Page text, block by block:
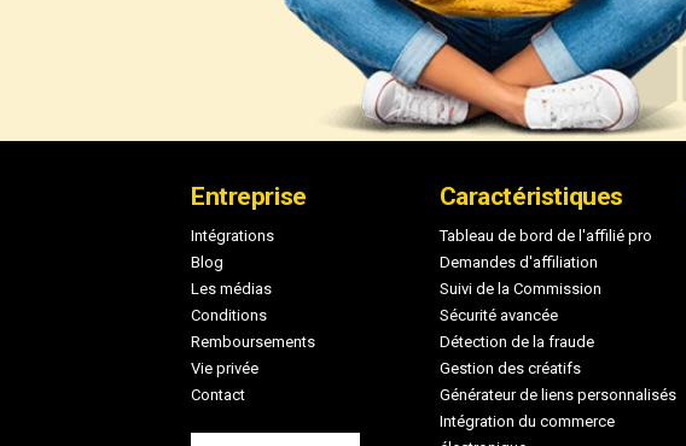
Entreprise
Intégrations
Blog
Les médias
Conditions
Remboursements
Vie privée
Contact
Caractéristiques
Tableau de bord de l'affilié pro
Demandes d'affiliation
Suivi de la Commission
Sécurité avancée
Détection de la fraude
Gestion des créatifs
Générateur de liens personnalisés
Intégration du commerce